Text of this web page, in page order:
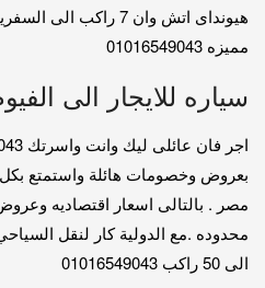
هيونداى اتش وان 7
مميزه 01016549043
سياره للايجار الى الفيوم
بعروض وخصومات هائلة واستمتع بكل
مصر . بالتالى اسعار اقتصاديه
الى 50 راكب 01016549043